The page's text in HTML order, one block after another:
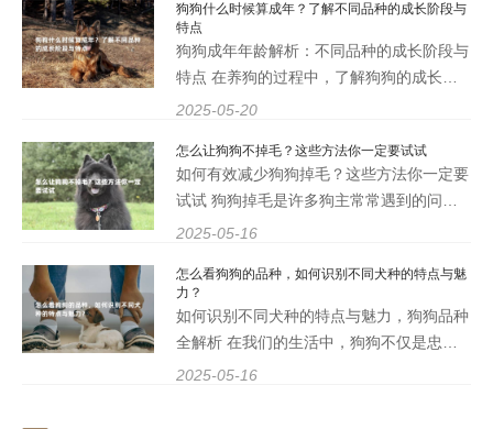
些？我们又该如何有效应对呢？本文将为您
详细解析。 一、狗狗皮肤过
狗狗什么时候算成年？了解不同品种的成长阶段与
特点
狗狗成年年龄解析：不同品种的成长阶段与
特点 在养狗的过程中，了解狗狗的成长阶
段是每位养犬人士必须掌握的知识。狗狗的
健康状况等因素密切相关。本文将为您详细
解析狗狗的成年年
2025-05-20
怎么让狗狗不掉毛？这些方法你一定要试试
如何有效减少狗狗掉毛？这些方法你一定要
试试 狗狗掉毛是许多狗主常常遇到的问
题，不仅影响家庭卫生，还可能影响狗狗的
问题，本文将介绍一些有效的方法，让你的
狗狗在保持健康的减少掉
2025-05-16
怎么看狗狗的品种，如何识别不同犬种的特点与魅
力？
如何识别不同犬种的特点与魅力，狗狗品种
全解析 在我们的生活中，狗狗不仅是忠诚
的伴侣，更是家庭的一部分。随着犬种的多
2025-05-16